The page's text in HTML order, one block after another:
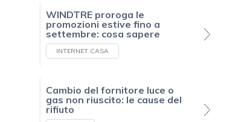
WINDTRE proroga le
promozioni estive fino a
settembre: cosa sapere
INTERNET CASA
Cambio del fornitore luce o
gas non riuscito: le cause del
rifiuto